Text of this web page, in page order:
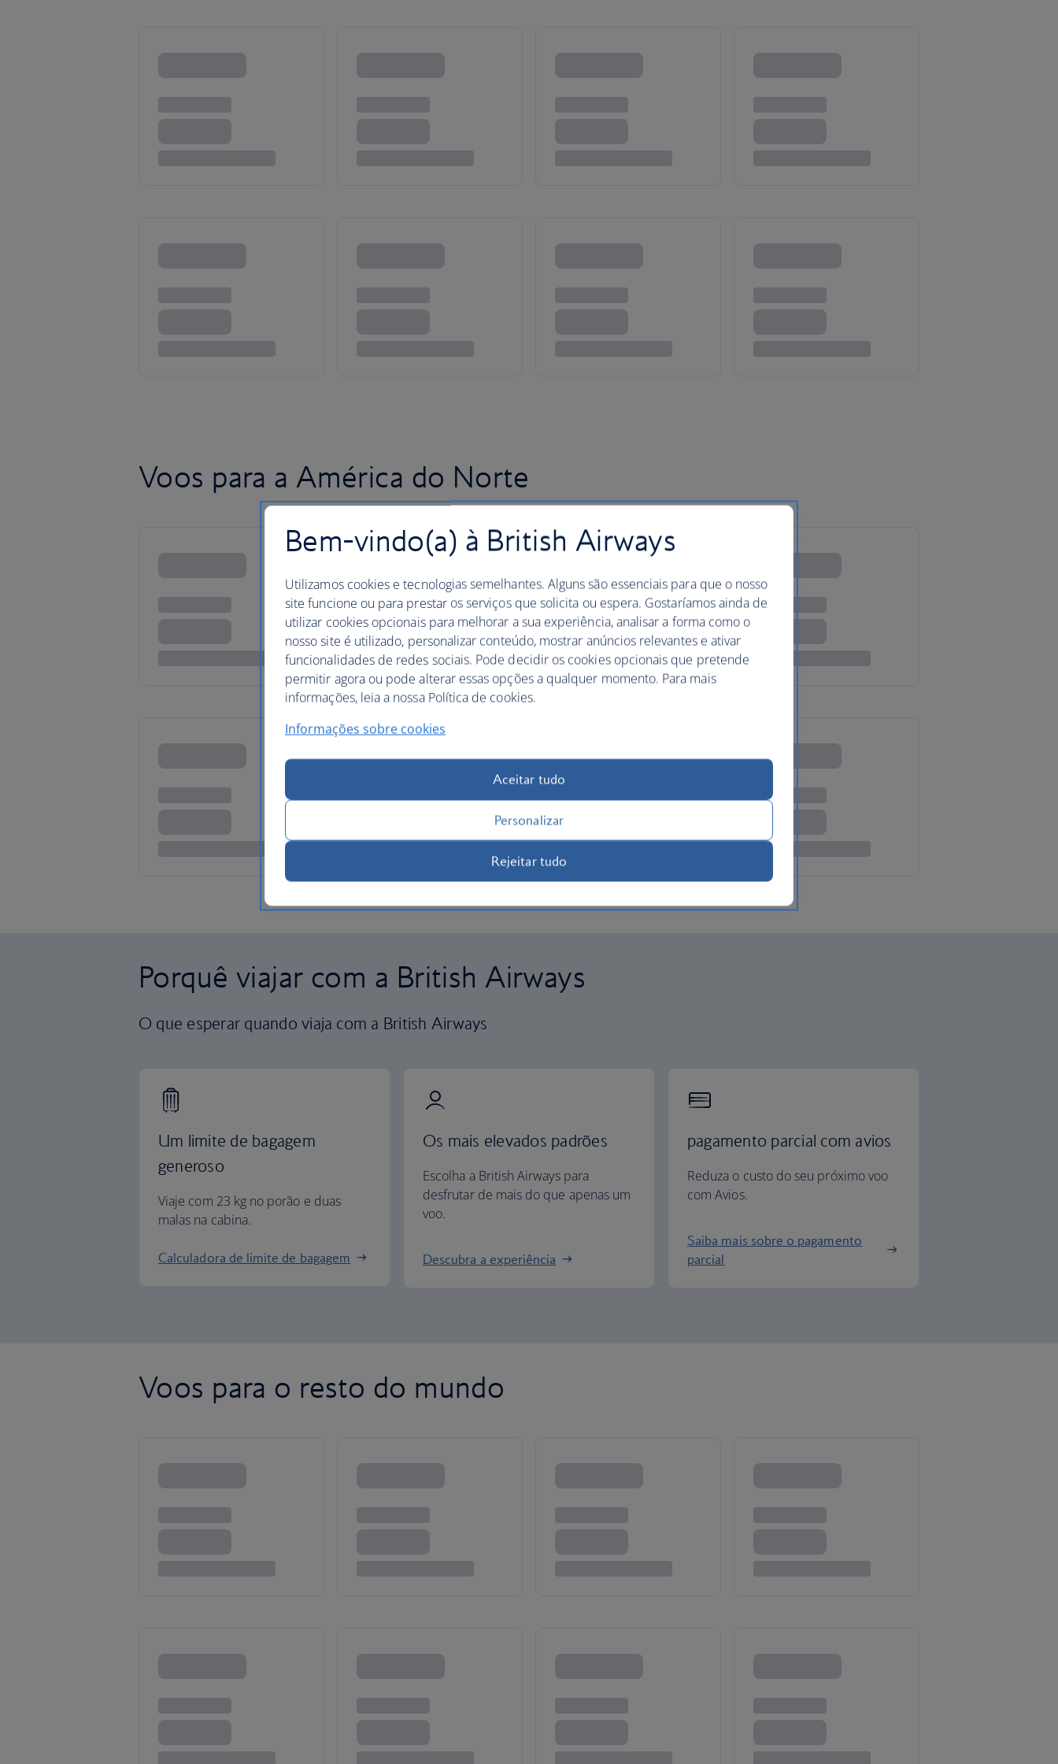
Voos para a América do Norte
Porquê viajar com a British Airways
O que esperar quando viaja com a British Airways
Um limite de bagagem
generoso
Viaje com 23 kg no porão e duas
malas na cabina.
Calculadora de limite de bagagem
Os mais elevados padrões
Escolha a British Airways para
desfrutar de mais do que apenas um
voo.
Descubra a experiência
pagamento parcial com avios
Reduza o custo do seu próximo voo
com Avios.
Saiba mais sobre o pagamento
parcial
Voos para o resto do mundo
Bem-vindo(a) à British Airways
Utilizamos cookies e tecnologias semelhantes. Alguns são essenciais para que o nosso
site funcione ou para prestar os serviços que solicita ou espera. Gostaríamos ainda de
utilizar cookies opcionais para melhorar a sua experiência, analisar a forma como o
nosso site é utilizado, personalizar conteúdo, mostrar anúncios relevantes e ativar
funcionalidades de redes sociais. Pode decidir os cookies opcionais que pretende
permitir agora ou pode alterar essas opções a qualquer momento. Para mais
informações, leia a nossa Política de cookies.
Informações sobre cookies
Aceitar tudo
Personalizar
Rejeitar tudo